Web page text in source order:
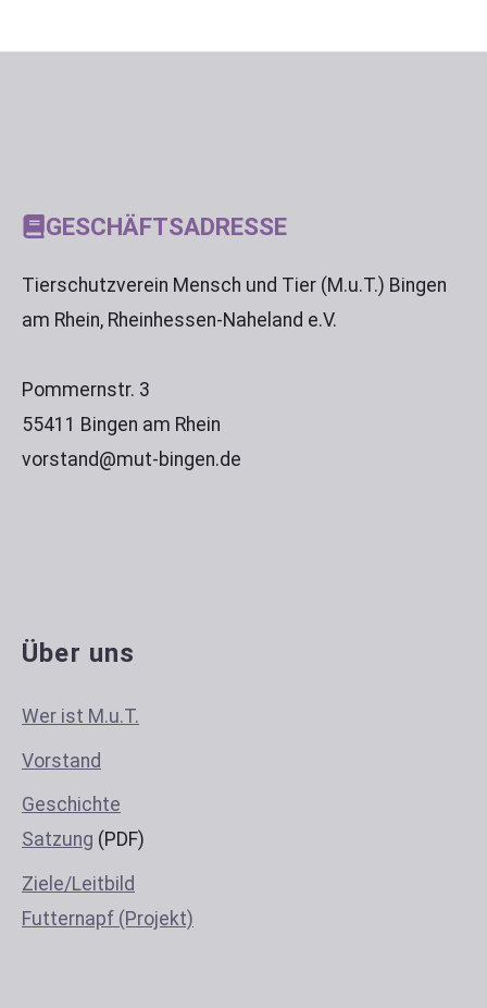
GESCHÄFTSADRESSE
Tierschutzverein Mensch und Tier (M.u.T.) Bingen
am Rhein, Rheinhessen-Naheland e.V.
Pommernstr. 3
55411 Bingen am Rhein
vorstand@mut-bingen.de
Über uns
Wer ist M.u.T.
Vorstand
Geschichte
Satzung (PDF)
Ziele/Leitbild
Futternapf (Projekt)